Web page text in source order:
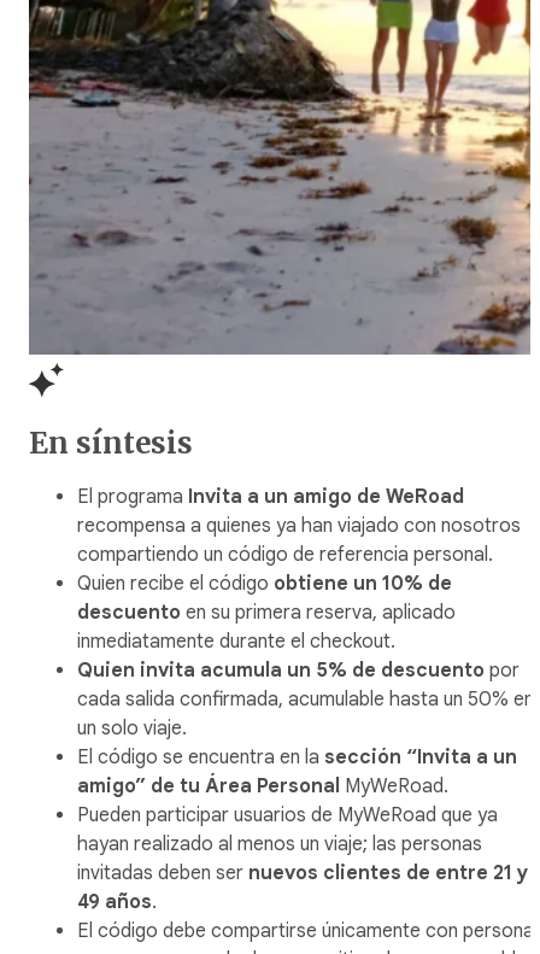
En síntesis
El programa Invita a un amigo de WeRoad
recompensa a quienes ya han viajado con nosotros
compartiendo un código de referencia personal.
Quien recibe el código obtiene un 10% de
descuento en su primera reserva, aplicado
inmediatamente durante el checkout.
Quien invita acumula un 5% de descuento por
cada salida confirmada, acumulable hasta un 50% en
un solo viaje.
El código se encuentra en la sección “Invita a un
amigo” de tu Área Personal MyWeRoad.
Pueden participar usuarios de MyWeRoad que ya
hayan realizado al menos un viaje; las personas
invitadas deben ser nuevos clientes de entre 21 y
49 años.
El código debe compartirse únicamente con